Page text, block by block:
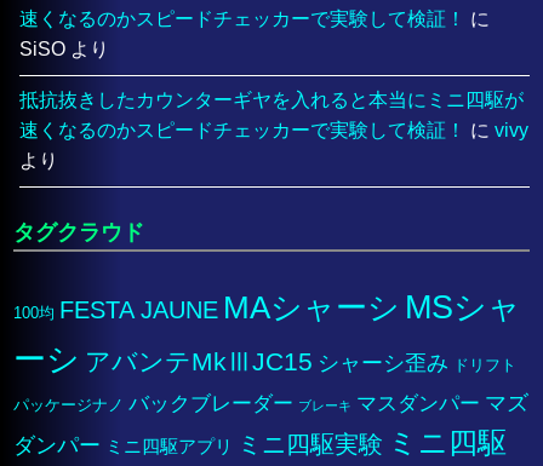
速くなるのかスピードチェッカーで実験して検証！
に
SiSO より
抵抗抜きしたカウンターギヤを入れると本当にミニ四駆が
速くなるのかスピードチェッカーで実験して検証！
にvivy
より
タグクラウド
100均 FESTA JAUNE MAシャーシ MSシャ
ーシ アバンテMkⅢJC15 シャーシ歪み ドリフト
パッケージナノ バックブレーダー ブレーキ マスダンパー マズ
ダンパー ミニ四駆アプリ ミニ四駆実験 ミニ四駆